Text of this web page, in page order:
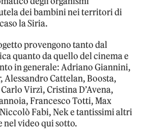
dei bambini nei territori di
la Siria.
provengono tanto dal
quanto da quello del cinema e
in generale: Adriano Giannini,
Alessandro Cattelan, Boosta,
Virzì, Cristina D’Avena,
Francesco Totti, Max
Fabi, Nek e tantissimi altri
nel video qui sotto.